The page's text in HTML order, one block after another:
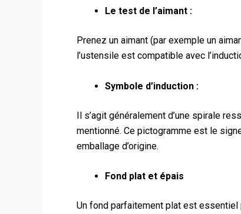
Le test de l’aimant :
Prenez un aimant (par exemple un
l’ustensile est compatible avec
Symbole d’induction :
Il s’agit généralement d’une spirale
mentionné. Ce pictogramme est le
emballage d’origine.
Fond plat et épais
Un fond parfaitement plat est essentiel